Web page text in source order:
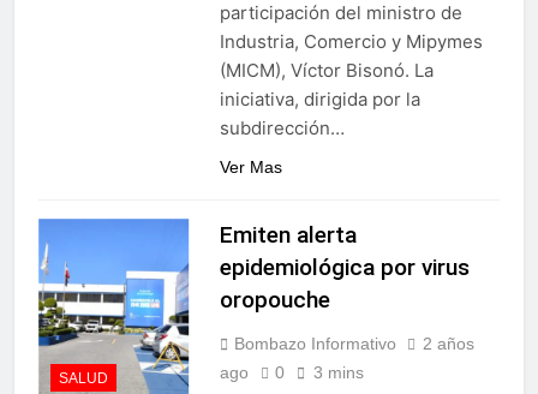
participación del ministro de
Industria, Comercio y Mipymes
(MICM), Víctor Bisonó. La
iniciativa, dirigida por la
subdirección…
Ver Mas
SALUD
Emiten alerta
epidemiológica por virus
oropouche
Bombazo Informativo
2 años
ago
0 3 mins